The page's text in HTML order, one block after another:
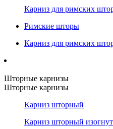
Карниз для римских
Римские шторы
Карниз для римских
Шторные карнизы
Шторные карнизы
Карниз шторный
Карниз шторный